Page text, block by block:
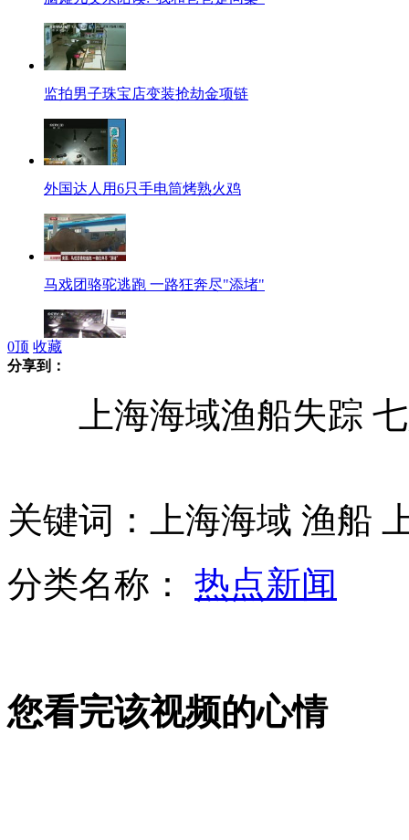
监拍男子珠宝店变装抢劫金项链
外国达人用6只手电筒烤熟火鸡
马戏团骆驼逃跑 一路狂奔尽"添堵"
最卖萌警示：蠢蠢的死法
法国美女变身"超级男模"一炮走红
0顶 收藏
分享到：
上海海域渔船失踪 七
关键词：上海海域 渔船
分类名称： 热点新闻
您看完该视频的心情